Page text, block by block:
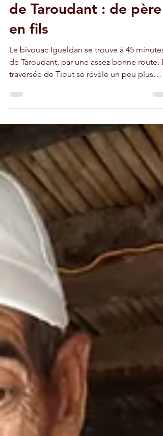
palmeraie de Tiout près
de Taroudant : de père
en fils
Le bivouac Igueldan se trouve à 45 minutes
de Taroudant, par une assez bonne route.
traversée de Tiout se révèle un peu plus
délicate.